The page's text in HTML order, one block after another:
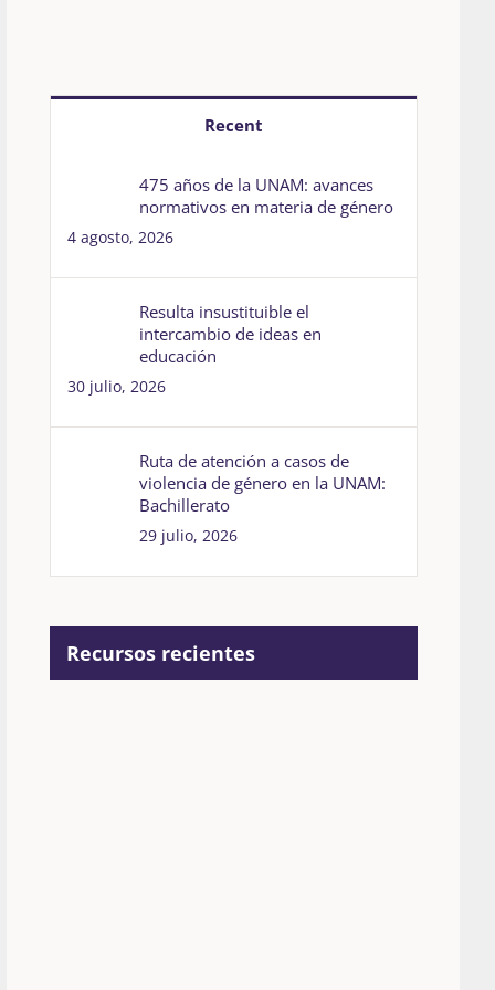
Recent
475 años de la UNAM: avances
normativos en materia de género
4 agosto, 2026
Resulta insustituible el
intercambio de ideas en
educación
30 julio, 2026
Ruta de atención a casos de
violencia de género en la UNAM:
Bachillerato
29 julio, 2026
Recursos recientes